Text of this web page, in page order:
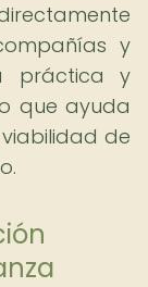
y
práctica y
que ayuda
de